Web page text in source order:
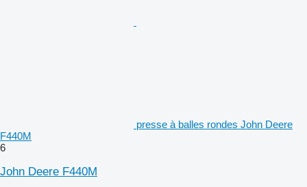
presse à balles rondes John Deere
F440M
6
John Deere F440M